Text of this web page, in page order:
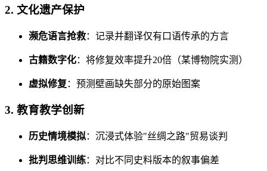
2. 文化遗产保护
濒危语言抢救：记录并翻译仅有口语传承的方言
古籍数字化：将修复效率提升20倍（某博物院实测）
虚拟修复 ：预测壁画缺失部分的原始图案
3. 教育教学创新
历史情境模拟：沉浸式体验"丝绸之路"贸易谈判
批判思维训练：对比不同史料版本的叙事偏差